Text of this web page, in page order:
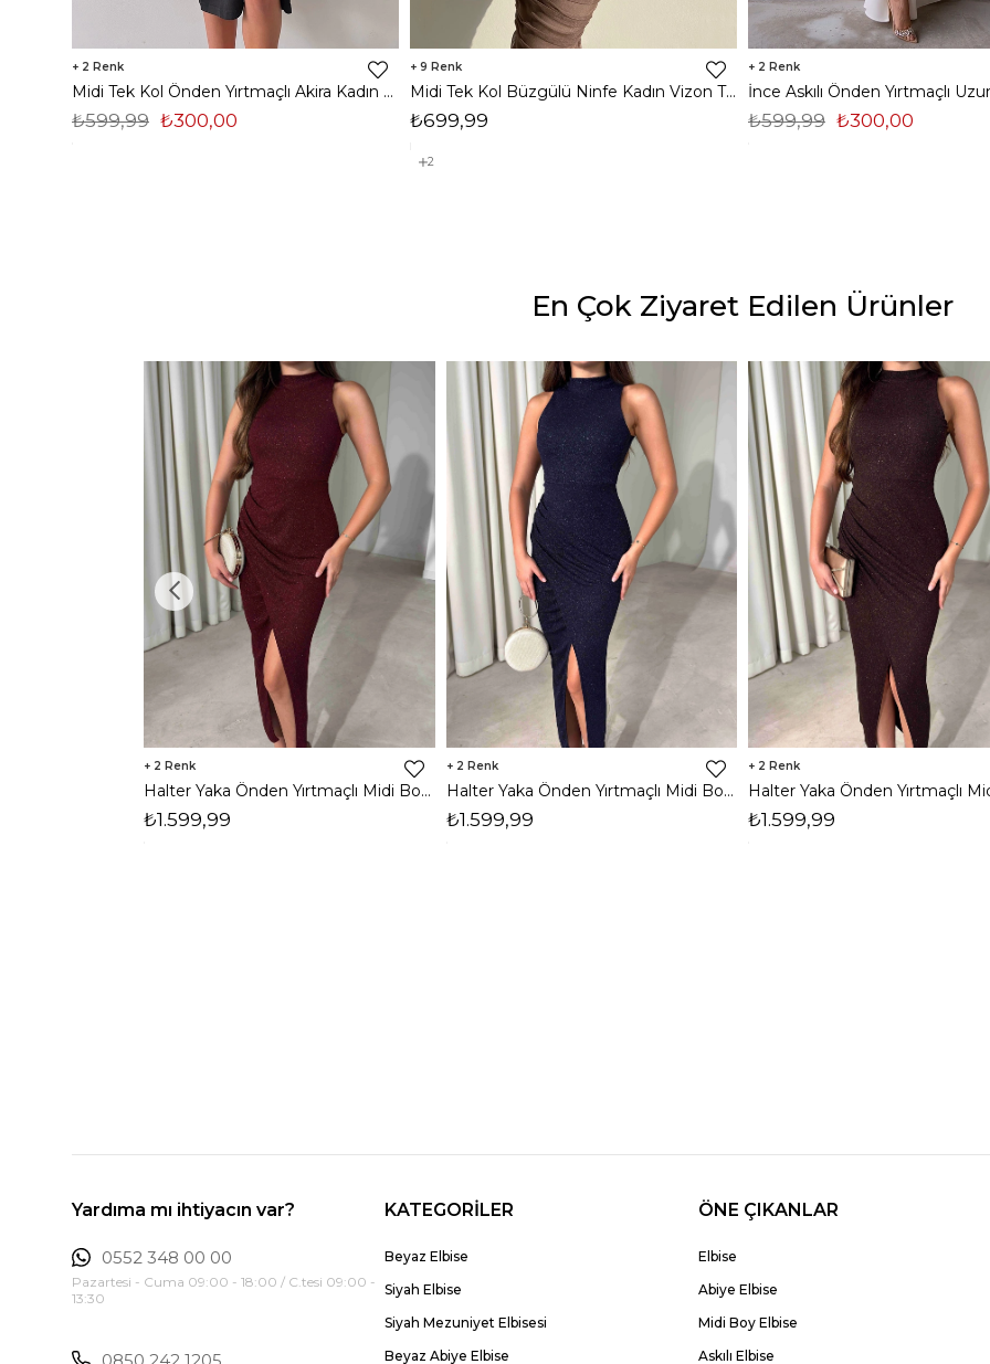
2
Midi Tek Kol Önden Yırtmaçlı Akira Kadın Siyah Elbise 22K000228
₺300,00
₺599,99
9
Midi Tek Kol Büzgülü Ninfe Kadın Vizon Tül Elbise 22K000524
₺699,99
2
2
₺300,00
₺599,99
En Çok Ziyaret Edilen Ürünler
2
Halter Yaka Önden Yırtmaçlı Midi Boy Bordo Hasre Kadın Elbise 26Y502
₺1.599,99
2
Halter Yaka Önden Yırtmaçlı Midi Boy Lacivert Hasre Kadın Elbise 26Y502
₺1.599,99
2
₺1.599,99
Yardıma mı ihtiyacın var?
0552 348 00 00
Pazartesi - Cuma 09:00 - 18:00 / C.tesi 09:00 -
13:30
KATEGORİLER
Beyaz Elbise
Siyah Elbise
Siyah Mezuniyet Elbisesi
Beyaz Abiye Elbise
ÖNE ÇIKANLAR
Elbise
Abiye Elbise
Midi Boy Elbise
Askılı Elbise